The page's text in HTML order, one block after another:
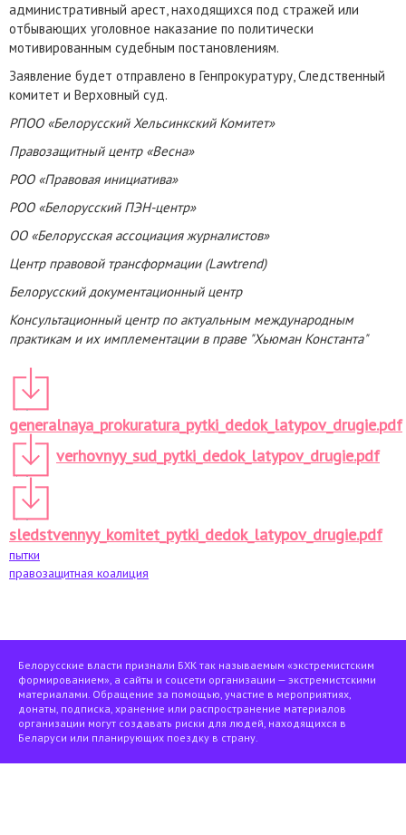
административный арест, находящихся под стражей или
отбывающих уголовное наказание по политически
мотивированным судебным постановлениям.
Заявление будет отправлено в Генпрокуратуру, Следственный
комитет и Верховный суд.
РПОО «Белорусский Хельсинкский Комитет»
Правозащитный центр «Весна»
РОО «Правовая инициатива»
РОО «Белорусский ПЭН-центр»
ОО «Белорусская ассоциация журналистов»
Центр правовой трансформации (Lawtrend)
Белорусский документационный центр
Консультационный центр по актуальным международным
практикам и их имплементации в праве "Хьюман Константа"
generalnaya_prokuratura_pytki_dedok_latypov_drugie.pdf
verhovnyy_sud_pytki_dedok_latypov_drugie.pdf
sledstvennyy_komitet_pytki_dedok_latypov_drugie.pdf
пытки
правозащитная коалиция
Белорусские власти признали БХК так называемым «экстремистским
формированием», а сайты и соцсети организации — экстремистскими
материалами. Обращение за помощью, участие в мероприятиях,
донаты, подписка, хранение или распространение материалов
организации могут создавать риски для людей, находящихся в
Беларуси или планирующих поездку в страну.